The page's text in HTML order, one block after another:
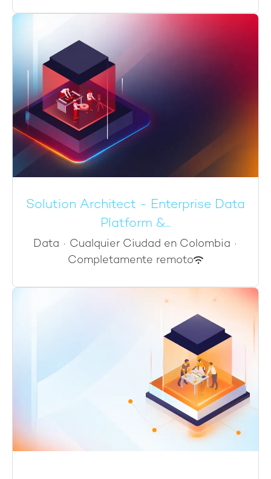
Solution Architect - Enterprise Data
Platform &...
Data · Cualquier Ciudad en Colombia ·
Completamente remoto